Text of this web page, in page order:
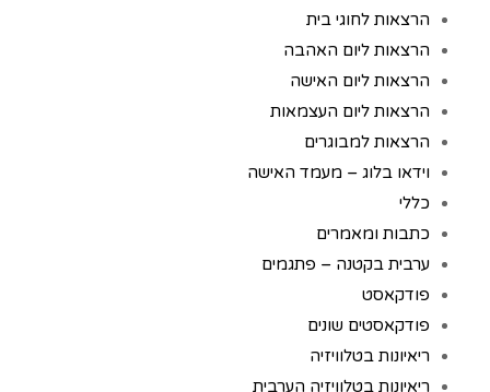
הרצאות לחוגי בית
הרצאות ליום האהבה
הרצאות ליום האישה
הרצאות ליום העצמאות
הרצאות למבוגרים
וידאו בלוג – מעמד האישה
כללי
כתבות ומאמרים
ערבית בקטנה – פתגמים
פודקאסט
פודקאסטים שונים
ריאיונות בטלוויזיה
ריאיונות בטלוויזיה הערבית